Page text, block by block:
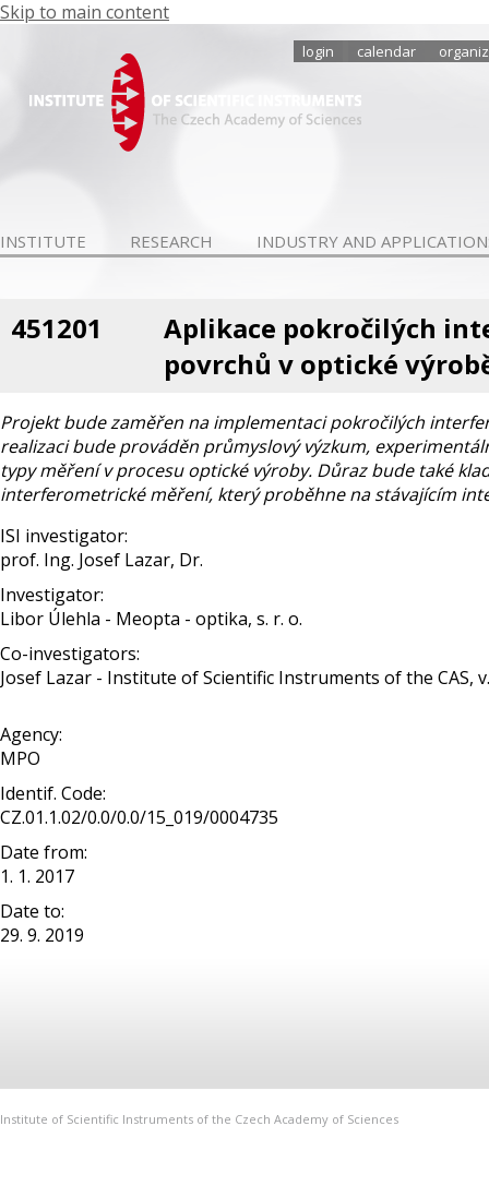
Skip to main content
login calendar
INSTITUTE RESEARCH INDUSTRY AND
451201
Aplikace pokročilých
povrchů v optické
Projekt bude zaměřen na implementaci pokročilých
realizaci bude prováděn průmyslový výzkum,
typy měření v procesu optické výroby. Důraz bude také
interferometrické měření, který proběhne na stávajícím
ISI investigator:
prof. Ing. Josef Lazar, Dr.
Investigator:
Libor Úlehla - Meopta - optika, s. r. o.
Co-investigators:
Josef Lazar - Institute of Scientific Instruments of the CAS,
Agency:
MPO
Identif. Code:
CZ.01.1.02/0.0/0.0/15_019/0004735
Date from:
1. 1. 2017
Date to:
29. 9. 2019
Institute of Scientific Instruments of the Czech Academy of Sciences